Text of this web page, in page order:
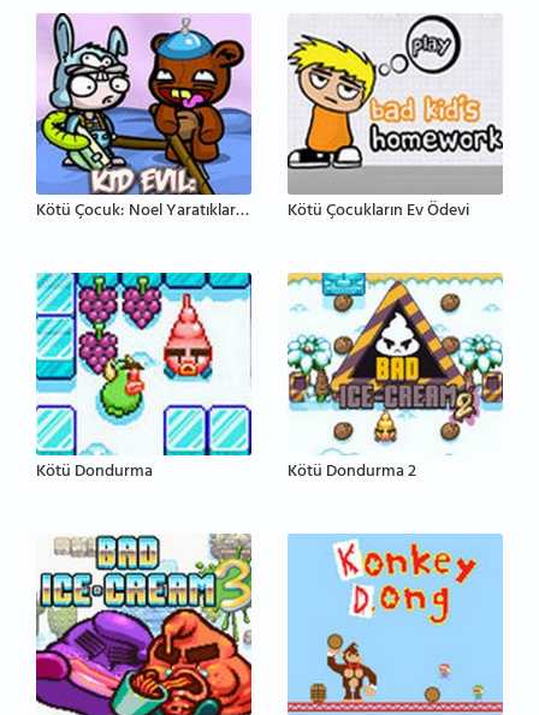
Kötü Çocuk: Noel Yaratıklarını Öldür Kötü Çocukların Ev Ödevi
Kötü Dondurma Kötü Dondurma 2